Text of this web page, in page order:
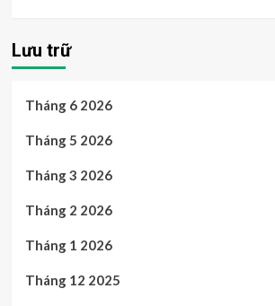
Lưu trữ
Tháng 6 2026
Tháng 5 2026
Tháng 3 2026
Tháng 2 2026
Tháng 1 2026
Tháng 12 2025